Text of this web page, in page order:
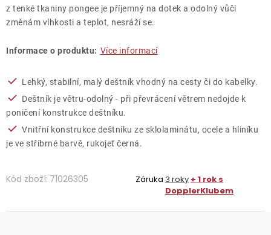
z tenké tkaniny pongee je příjemný na dotek a odolný vůči
změnám vlhkosti a teplot, nesráží se.
Informace o produktu: Více informací
Lehký, stabilní, malý deštník vhodný na cesty či do kabelky.
Deštník je větru-odolný - při převrácení větrem nedojde k
poničení konstrukce deštníku.
Vnitřní konstrukce deštníku ze sklolaminátu, ocele a hliníku
je ve stříbrné barvě, rukojeť černá.
Kód zboží: 71026305 Záruka 3 roky + 1 rok s
DopplerKlubem